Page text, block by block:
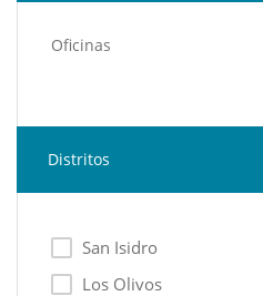
Oficinas
Distritos
San Isidro
Los Olivos